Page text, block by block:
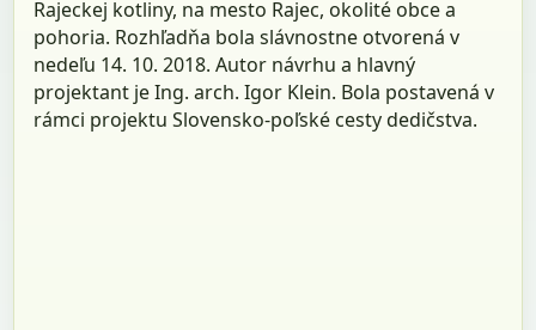
Rajeckej kotliny, na mesto Rajec, okolité obce a
pohoria. Rozhľadňa bola slávnostne otvorená v
nedeľu 14. 10. 2018. Autor návrhu a hlavný
projektant je Ing. arch. Igor Klein. Bola postavená v
rámci projektu Slovensko-poľské cesty dedičstva.